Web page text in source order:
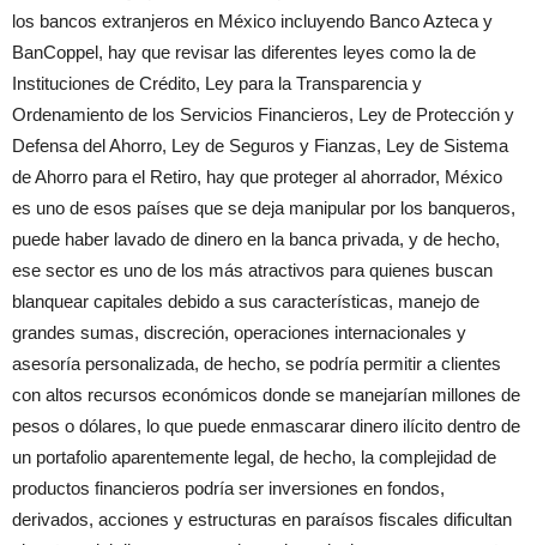
los bancos extranjeros en México incluyendo Banco Azteca y
BanCoppel, hay que revisar las diferentes leyes como la de
Instituciones de Crédito, Ley para la Transparencia y
Ordenamiento de los Servicios Financieros, Ley de Protección y
Defensa del Ahorro, Ley de Seguros y Fianzas, Ley de Sistema
de Ahorro para el Retiro, hay que proteger al ahorrador, México
es uno de esos países que se deja manipular por los banqueros,
puede haber lavado de dinero en la banca privada, y de hecho,
ese sector es uno de los más atractivos para quienes buscan
blanquear capitales debido a sus características, manejo de
grandes sumas, discreción, operaciones internacionales y
asesoría personalizada, de hecho, se podría permitir a clientes
con altos recursos económicos donde se manejarían millones de
pesos o dólares, lo que puede enmascarar dinero ilícito dentro de
un portafolio aparentemente legal, de hecho, la complejidad de
productos financieros podría ser inversiones en fondos,
derivados, acciones y estructuras en paraísos fiscales dificultan